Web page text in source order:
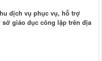
dịch vụ phục vụ, hỗ trợ
giáo dục công lập trên địa